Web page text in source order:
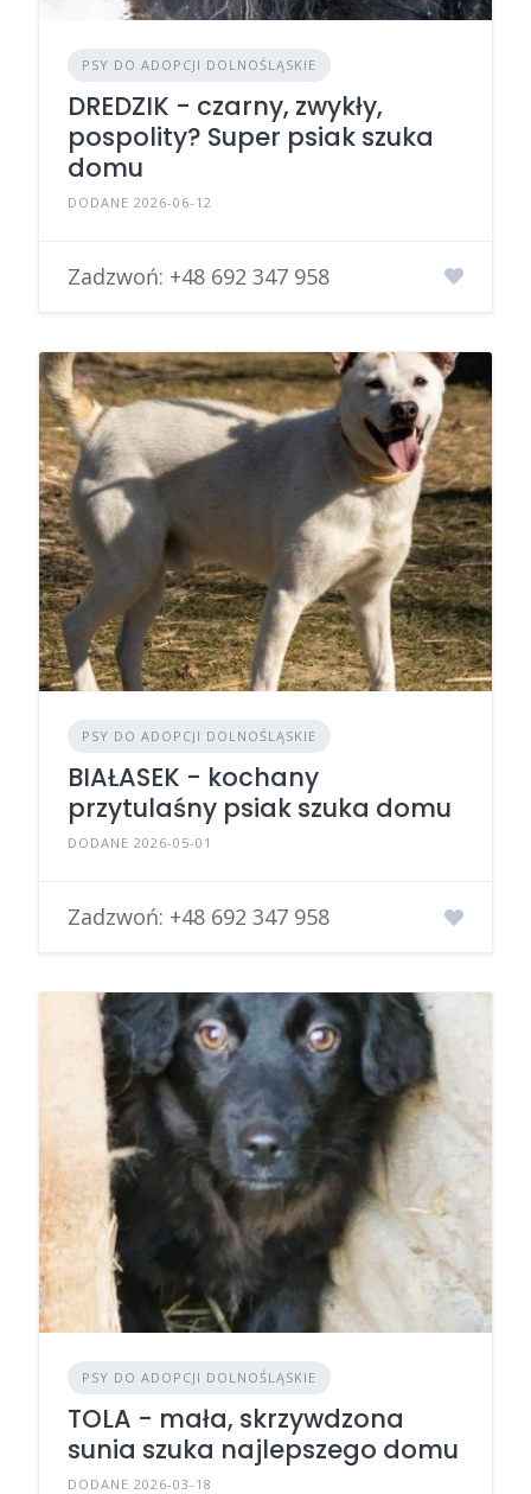
PSY DO ADOPCJI DOLNOŚLĄSKIE
DREDZIK - czarny, zwykły,
pospolity? Super psiak szuka
domu
DODANE 2026-06-12
Zadzwoń: +48 692 347 958
PSY DO ADOPCJI DOLNOŚLĄSKIE
BIAŁASEK - kochany
przytulaśny psiak szuka domu
DODANE 2026-05-01
Zadzwoń: +48 692 347 958
PSY DO ADOPCJI DOLNOŚLĄSKIE
TOLA - mała, skrzywdzona
sunia szuka najlepszego domu
DODANE 2026-03-18